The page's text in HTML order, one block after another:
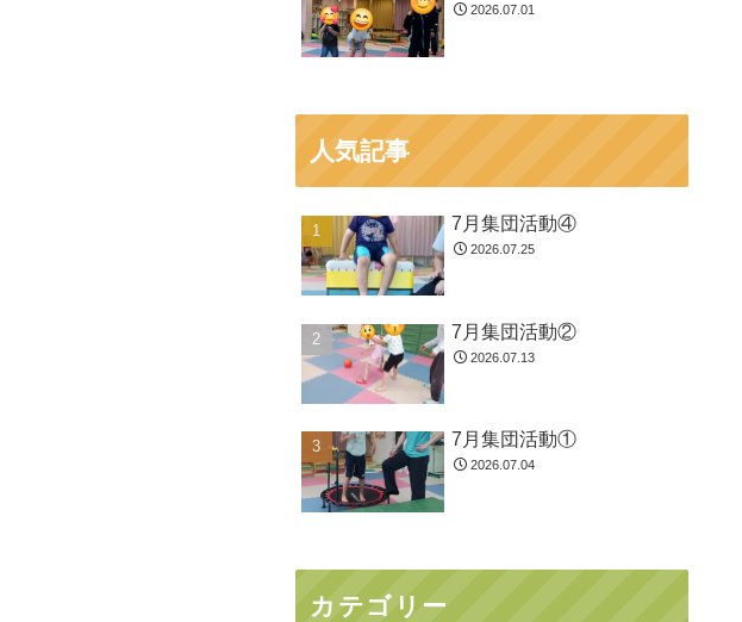
2026.07.01
人気記事
7月集団活動④
2026.07.25
7月集団活動②
2026.07.13
7月集団活動①
2026.07.04
カテゴリー